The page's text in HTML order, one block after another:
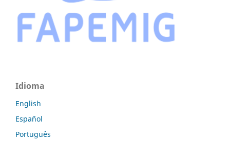
Idioma
English
Español
Português